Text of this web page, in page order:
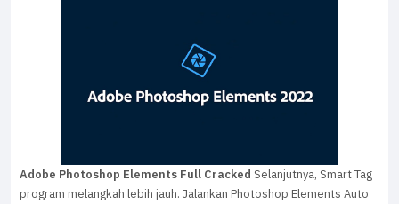
Adobe Photoshop Elements Full Cracked Selanjutnya, Smart Tag
program melangkah lebih jauh. Jalankan Photoshop Elements Auto